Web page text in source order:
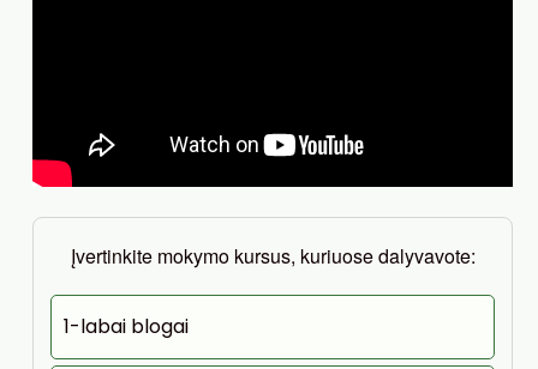
Įvertinkite mokymo kursus, kuriuose dalyvavote:
1-labai blogai